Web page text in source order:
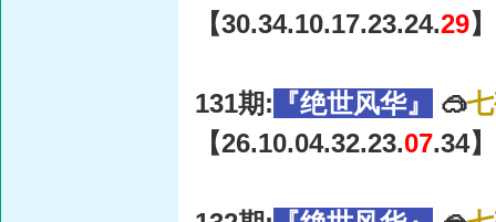
【30.34.10.17.23.24.29】
131期: 『绝世风华』 🥽
【26.10.04.32.23.07.34】